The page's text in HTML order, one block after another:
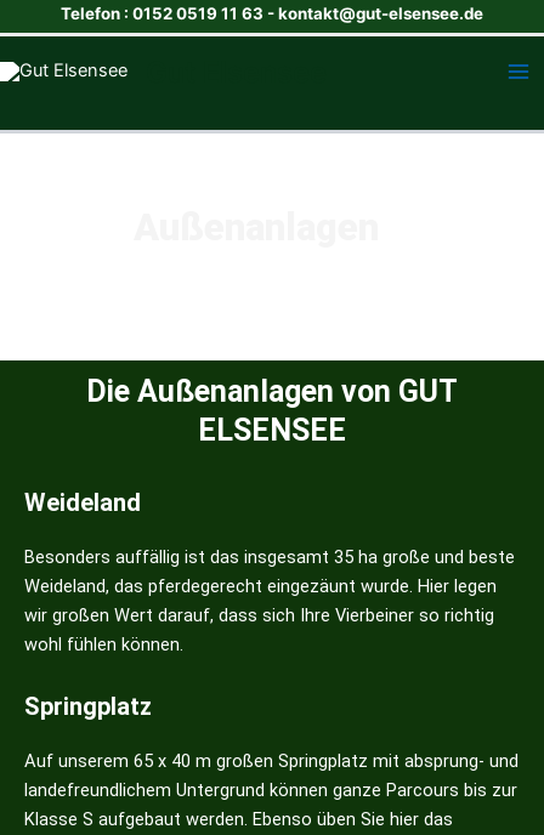
Inhalt
springen
Telefon : 0152 0519 11 63 - kontakt@gut-elsensee.de
Die Außenanlagen von GUT
ELSENSEE​
Weideland
Besonders auffällig ist das insgesamt 35 ha große und beste
Weideland, das pferdegerecht eingezäunt wurde. Hier legen
wir großen Wert darauf, dass sich Ihre Vierbeiner so richtig
wohl fühlen können.
Springplatz
Auf unserem 65 x 40 m großen Springplatz mit absprung- und
landefreundlichem Untergrund können ganze Parcours bis zur
Klasse S aufgebaut werden. Ebenso üben Sie hier das